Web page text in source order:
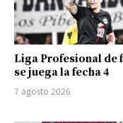
Liga Profesional de
se juega la fecha 4
7 agosto 2026